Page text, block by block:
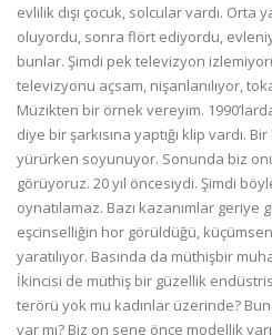
evlilik dışı çocuk, solcular vardı. Orta
oluyordu, sonra flört ediyordu,
bunlar. Şimdi pek televizyon
televizyonu açsam, nişanlanılıyor,
Müzikten bir örnek vereyim.
diye bir şarkısına yaptığı klip vardı.
yürürken soyunuyor. Sonunda biz
görüyoruz. 20 yıl öncesiydi. Şimdi
oynatılamaz. Bazı kazanımlar geriye
eşcinselliğin hor görüldüğü,
yaratılıyor. Basında da müthişbir
İkincisi de müthiş bir güzellik
terörü yok mu kadınlar üzerinde?
var mı? Biz on sene önce modellik